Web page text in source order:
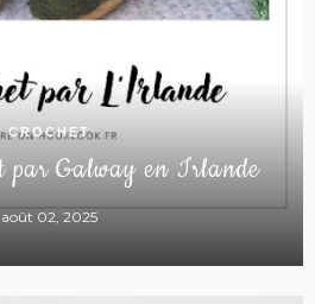
CROCHET
par Galway en Irlande
août 02, 2025